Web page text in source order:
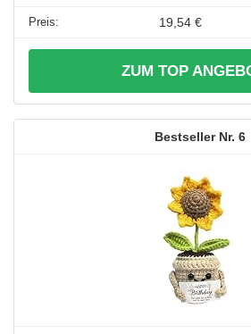
19,54 €
ZUM TOP
6